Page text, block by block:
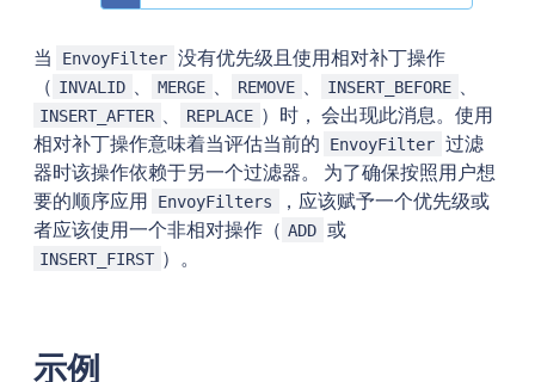
当 EnvoyFilter 没有优先级且使用相对补丁操作
（ INVALID MERGE REMOVE INSERT_BEFORE
INSERT_AFTER REPLACE ）时， 会出现此消息。使用
相对补丁操作意味着当评估当前的
EnvoyFilter 过滤
器时该操作依赖于另一个过滤器。 为了确保按照用户想
要的顺序应用
EnvoyFilters
，应该赋予一个优先级或
者应该使用一个非相对操作（ ADD 或
INSERT_FIRST ）。
示例